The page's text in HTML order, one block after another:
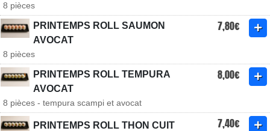
8 pièces
PRINTEMPS ROLL SAUMON
AVOCAT
7,80€
8 pièces
PRINTEMPS ROLL TEMPURA
AVOCAT
8,00€
8 pièces - tempura scampi et avocat
PRINTEMPS ROLL THON CUIT 7,40€